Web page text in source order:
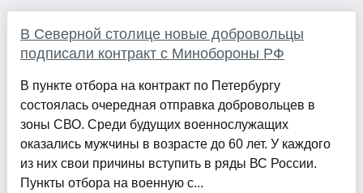
В Северной столице новые добровольцы
подписали контракт с Минобороны РФ
В пункте отбора на контракт по Петербургу
состоялась очередная отправка добровольцев в
зоны СВО. Среди будущих военнослужащих
оказались мужчины в возрасте до 60 лет. У каждого
из них свои причины вступить в ряды ВС России.
Пункты отбора на военную с...